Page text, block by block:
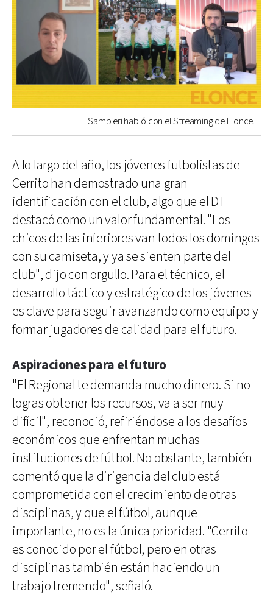
Sampieri habló con el Streaming de Elonce.
A lo largo del año, los jóvenes futbolistas de
Cerrito han demostrado una gran
identificación con el club, algo que el DT
destacó como un valor fundamental. "Los
chicos de las inferiores van todos los domingos
con su camiseta, y ya se sienten parte del
club", dijo con orgullo. Para el técnico, el
desarrollo táctico y estratégico de los jóvenes
es clave para seguir avanzando como equipo y
formar jugadores de calidad para el futuro.
Aspiraciones para el futuro
"El Regional te demanda mucho dinero. Si no
logras obtener los recursos, va a ser muy
difícil", reconoció, refiriéndose a los desafíos
económicos que enfrentan muchas
instituciones de fútbol. No obstante, también
comentó que la dirigencia del club está
comprometida con el crecimiento de otras
disciplinas, y que el fútbol, aunque
importante, no es la única prioridad. "Cerrito
es conocido por el fútbol, pero en otras
disciplinas también están haciendo un
trabajo tremendo", señaló.